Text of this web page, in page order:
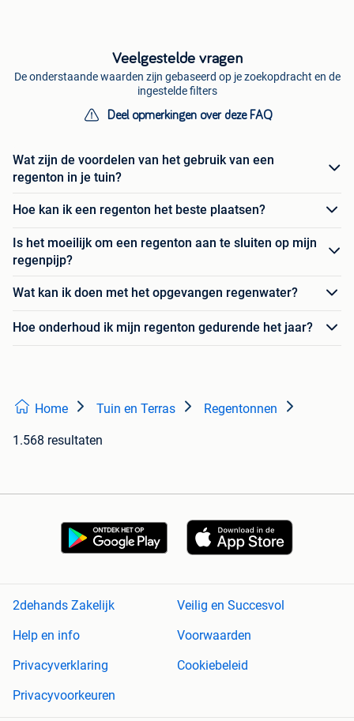
Veelgestelde vragen
De onderstaande waarden zijn gebaseerd op je zoekopdracht en de
ingestelde filters
Deel opmerkingen over deze FAQ
Wat zijn de voordelen van het gebruik van een
regenton in je tuin?
Hoe kan ik een regenton het beste plaatsen?
Is het moeilijk om een regenton aan te sluiten op mijn
regenpijp?
Wat kan ik doen met het opgevangen regenwater?
Hoe onderhoud ik mijn regenton gedurende het jaar?
Home Tuin en Terras Regentonnen
1.568 resultaten
2dehands Zakelijk
Veilig en Succesvol
Help en info
Voorwaarden
Privacyverklaring
Cookiebeleid
Privacyvoorkeuren